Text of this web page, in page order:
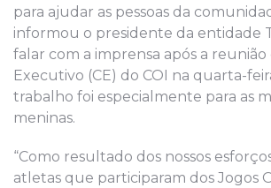
para ajudar as pessoas da
informou o presidente da entidade
falar com a imprensa após a reunião
Executivo (CE) do COI na quarta-
trabalho foi especialmente para as
meninas.
“Como resultado dos nossos
atletas que participaram dos Jogos